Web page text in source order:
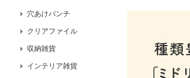
穴あけパンチ
クリアファイル
収納雑貨
インテリア雑貨